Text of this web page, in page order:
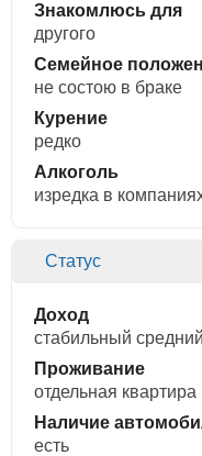
Знакомлюсь для
другого
Семейное
не состою в браке
Курение
редко
Алкоголь
изредка в
Статус
Доход
стабильный
Проживание
отдельная квартира
Наличие
есть